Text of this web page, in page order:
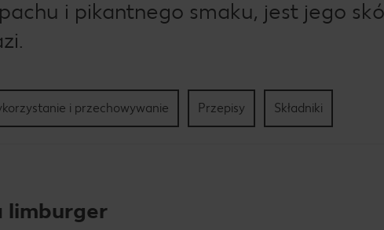
i pikantnego smaku, jest jego
i przechowywanie Przepisy Składniki
limburger